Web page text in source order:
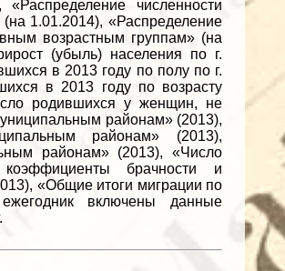
численности
1.01.2014), «Распределение
возрастным группам» (на
(убыль) населения по г.
в 2013 году по полу по г.
в 2013 году по возрасту
родившихся у женщин, не
районам» (2013),
районам» (2013),
районам» (2013), «Число
брачности и
«Общие итоги миграции по
включены данные